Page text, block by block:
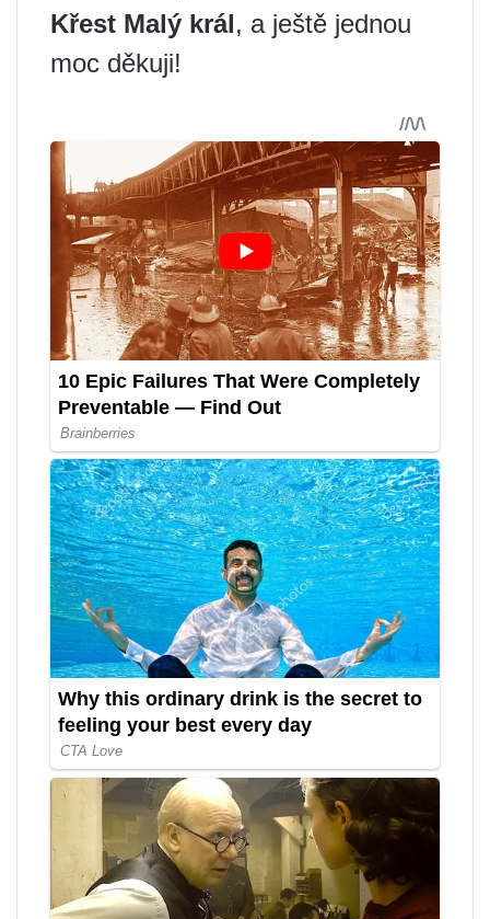
Křest Malý král, a ještě jednou
moc děkuji!